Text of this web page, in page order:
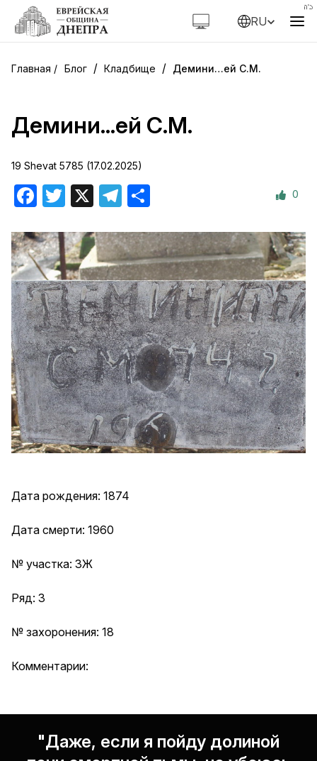
RU
Блог / Кладбище / Демини…ей С.М.
Демини…ей С.М.
19 Shevat 5785 (17.02.2025)
Facebook
Twitter Telegram 0
Дата рождения: 1874
Дата смерти: 1960
№ участка: 3Ж
Ряд: 3
№ захоронения: 18
Комментарии:
"Даже, если я пойду долиной